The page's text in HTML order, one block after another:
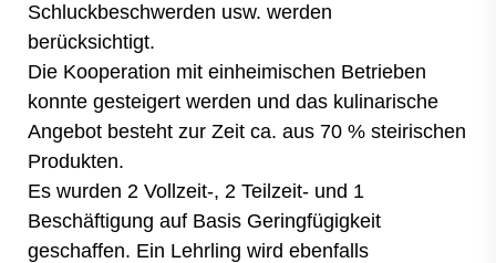
Schluckbeschwerden usw. werden
berücksichtigt.
Die Kooperation mit einheimischen Betrieben
konnte gesteigert werden und das kulinarische
Angebot besteht zur Zeit ca. aus 70 % steirischen
Produkten.
Es wurden 2 Vollzeit-, 2 Teilzeit- und 1
Beschäftigung auf Basis Geringfügigkeit
geschaffen. Ein Lehrling wird ebenfalls